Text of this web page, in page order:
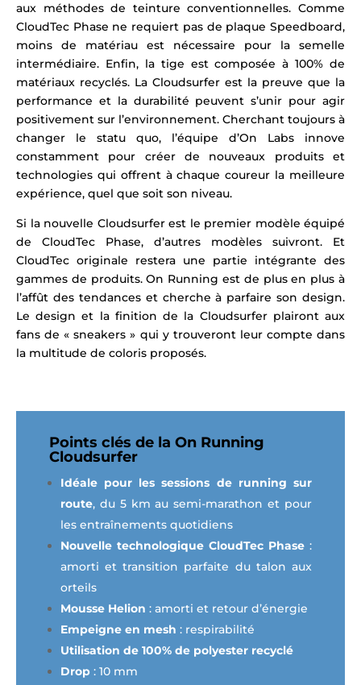
aux méthodes de teinture conventionnelles. Comme
CloudTec Phase ne requiert pas de plaque Speedboard,
moins de matériau est nécessaire pour la semelle
intermédiaire. Enfin, la tige est composée à 100% de
matériaux recyclés. La Cloudsurfer est la preuve que la
performance et la durabilité peuvent s’unir pour agir
positivement sur l’environnement. Cherchant toujours à
changer le statu quo, l’équipe d’On Labs innove
constamment pour créer de nouveaux produits et
technologies qui offrent à chaque coureur la meilleure
expérience, quel que soit son niveau.
Si la nouvelle Cloudsurfer est le premier modèle équipé
de CloudTec Phase, d’autres modèles suivront. Et
CloudTec originale restera une partie intégrante des
gammes de produits.On Running est de plus en plus à
l’affût des tendances et cherche à parfaire son design.
Le design et la finition de la Cloudsurfer plairont aux
fans de « sneakers » qui y trouveront leur compte dans
la multitude de coloris proposés.
Points clés de la On Running
Cloudsurfer
Idéale pour les sessions de running sur
route, du 5 km au semi-marathon et pour
les entraînements quotidiens
Nouvelle technologique CloudTec Phase :
amorti et transition parfaite du talon aux
orteils
Mousse Helion : amorti et retour d’énergie
Empeigne en mesh : respirabilité
Utilisation de 100% de polyester recyclé
Drop: 10 mm